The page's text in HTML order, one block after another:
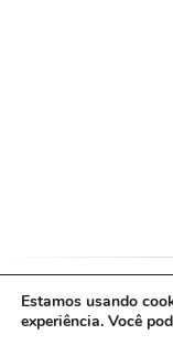
Política de
Estamos usando
experiência. Você